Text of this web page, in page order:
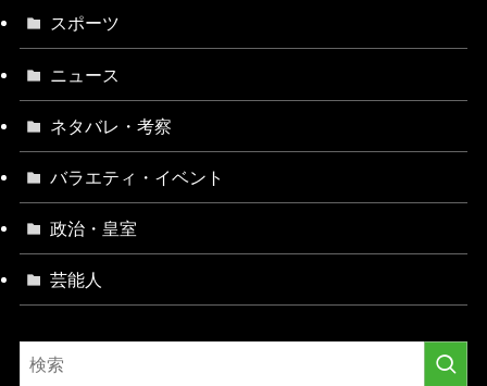
スポーツ
ニュース
ネタバレ・考察
バラエティ・イベント
政治・皇室
芸能人